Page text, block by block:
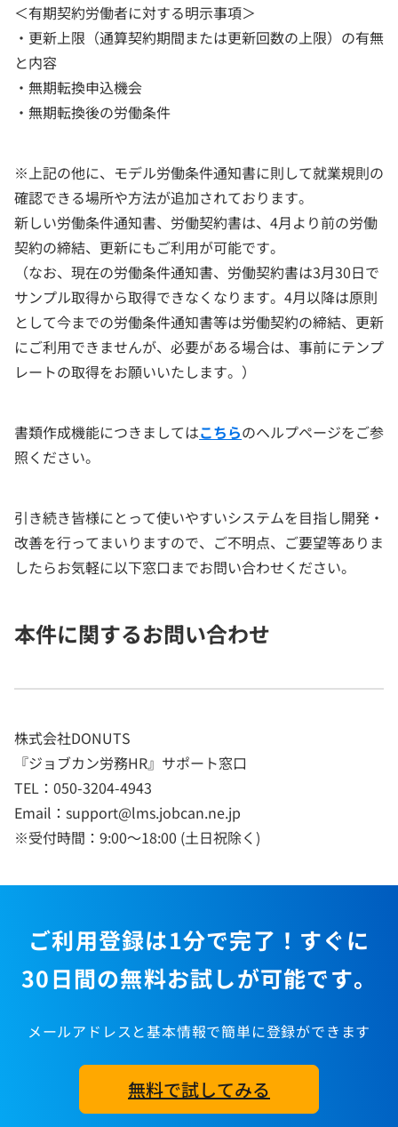
＜有期契約労働者に対する明示事項＞
・更新上限（通算契約期間または更新回数の上限）の有無
と内容
・無期転換申込機会
・無期転換後の労働条件
※上記の他に、モデル労働条件通知書に則して就業規則の
確認できる場所や方法が追加されております。
新しい労働条件通知書、労働契約書は、4月より前の労働
契約の締結、更新にもご利用が可能です。
（なお、現在の労働条件通知書、労働契約書は3月30日で
サンプル取得から取得できなくなります。4月以降は原則
として今までの労働条件通知書等は労働契約の締結、更新
にご利用できませんが、必要がある場合は、事前にテンプ
レートの取得をお願いいたします。）
書類作成機能につきましてはこちらのヘルプページをご参
照ください。
引き続き皆様にとって使いやすいシステムを目指し開発・
改善を行ってまいりますので、ご不明点、ご要望等ありま
したらお気軽に以下窓口までお問い合わせください。
本件に関するお問い合わせ
株式会社DONUTS
『ジョブカン労務HR』サポート窓口
TEL：050-3204-4943
Email：support@lms.jobcan.ne.jp
※受付時間：9:00～18:00 (土日祝除く)
ご利用登録は1分で完了！すぐに
30日間の無料お試しが可能です。
メールアドレスと基本情報で簡単に登録ができます
無料で試してみる